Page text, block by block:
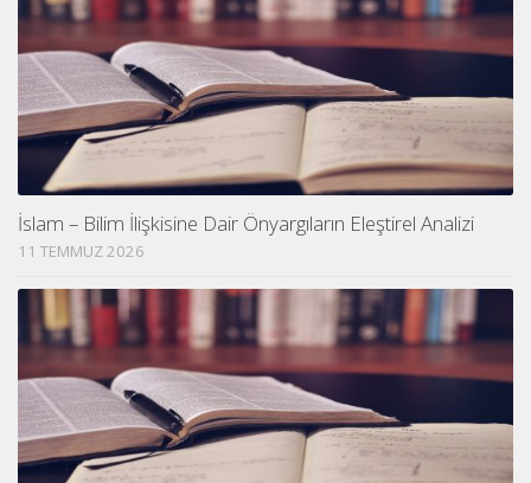
İslam – Bilim İlişkisine Dair Önyargıların Eleştirel Analizi
11 TEMMUZ 2026